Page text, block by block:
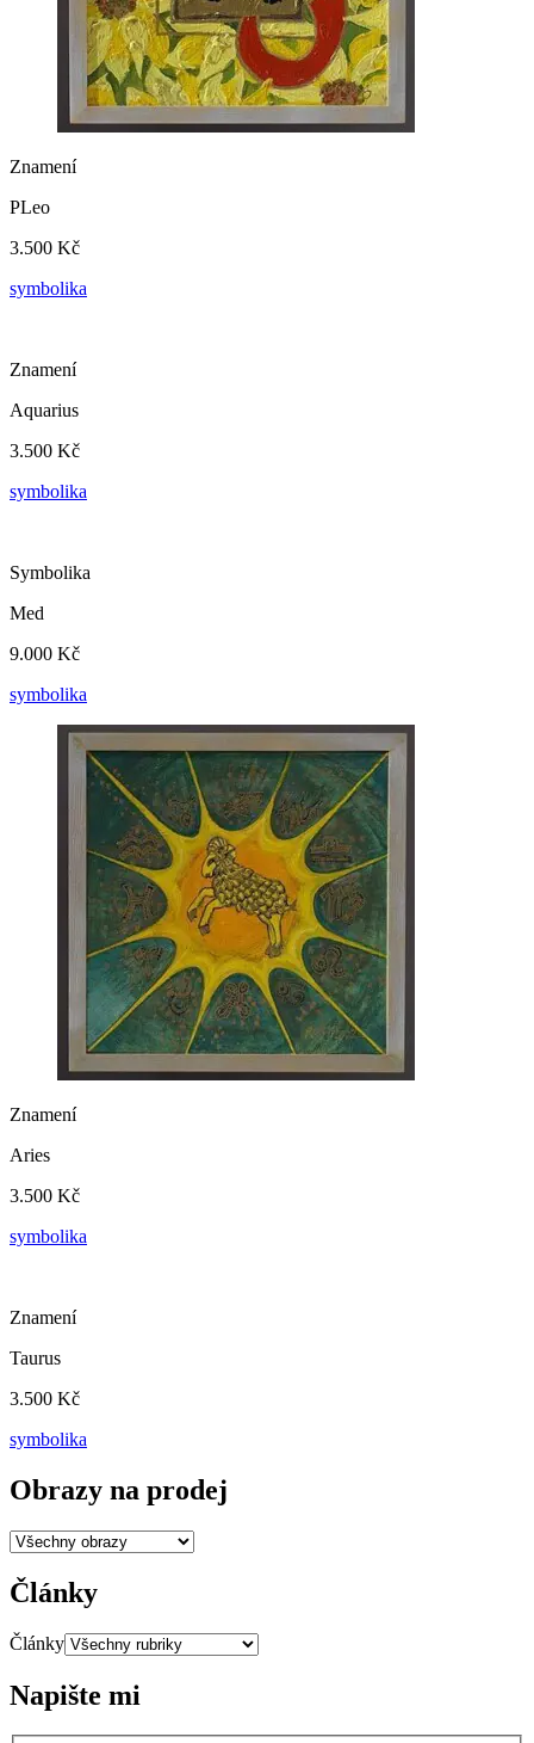
Znamení
PLeo
3.500 Kč
symbolika
Znamení
Aquarius
3.500 Kč
symbolika
Symbolika
Med
9.000 Kč
symbolika
Znamení
Aries
3.500 Kč
symbolika
Znamení
Taurus
3.500 Kč
symbolika
Obrazy na prodej
Články
Články
Napište mi